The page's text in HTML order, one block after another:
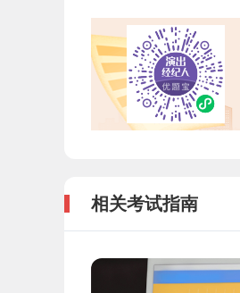
相关考试指南